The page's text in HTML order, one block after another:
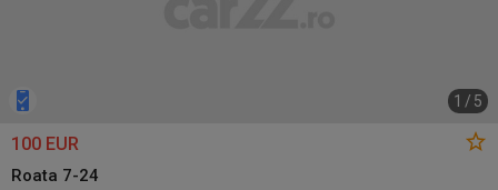
1 / 5
100 EUR
Roata 7-24